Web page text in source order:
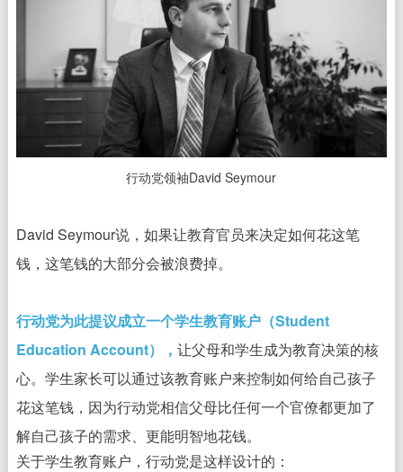
行动党领袖David Seymour
David Seymour说，如果让教育官员来决定如何花这笔
钱，这笔钱的大部分会被浪费掉。
行动党为此提议成立一个学生教育账户（Student
Education Account）， 让父母和学生成为教育决策的核
心。学生家长可以通过该教育账户来控制如何给自己孩子
花这笔钱，因为行动党相信父母比任何一个官僚都更加了
解自己孩子的需求、更能明智地花钱。
关于学生教育账户，行动党是这样设计的：